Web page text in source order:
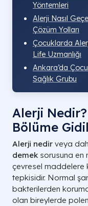
Yöntemleri
Alerji Nasıl
Çözüm Yolları
Çocuklarda
Life Uzmanlığı
Ankara’da
Sağlık Grubu
Alerji
Bölüme
Alerji nedir veya
demek sorusuna en
çevresel maddelere
tepkisidir. Normal
bakterilerden
olan bireylerde